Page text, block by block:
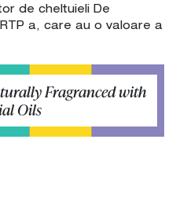
de cheltuieli De
a, care au o valoare a
Fragranced with
Oils